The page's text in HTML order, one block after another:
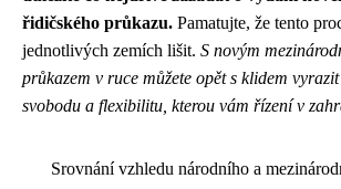
řidičského průkazu. Pamatujte, že tento
jednotlivých zemích lišit. S novým
průkazem v ruce můžete opět s klidem
svobodu a flexibilitu, kterou vám řízení v
Srovnání vzhledu národního a